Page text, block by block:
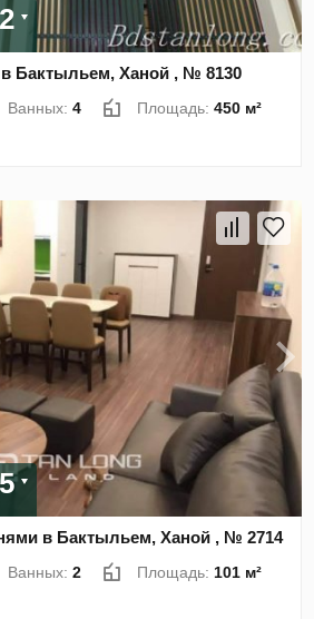
Бактыльем, Ханой , № 8130
Ванных:4 Площадь:450 м²
в Бактыльем, Ханой , № 2714
Ванных:2 Площадь: 101 м²